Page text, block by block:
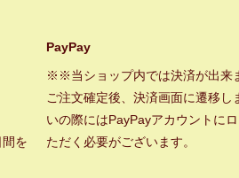
を
PayPay
※※当ショップ内では決済が出
ご注文確定後、決済画面に遷移し
いの際にはPayPayアカウントに
ただく必要がございます。